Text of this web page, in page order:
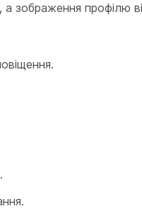
зображення профілю